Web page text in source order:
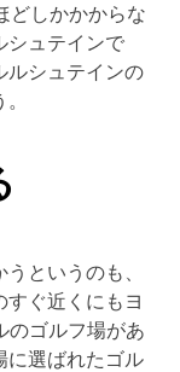
どしかかからな
シュテインで
ルシュテインの
というのも、
ぐ近くにもヨ
のゴルフ場があ
に選ばれたゴル